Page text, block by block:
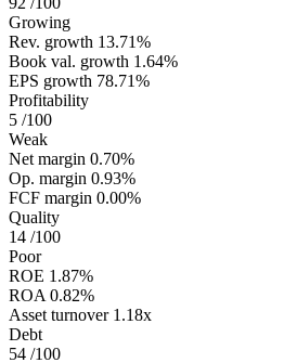
Growing
Rev. growth 13.71%
Book val. growth 1.64%
EPS growth 78.71%
Profitability
5 /100
Weak
Net margin 0.70%
Op. margin 0.93%
FCF margin 0.00%
Quality
14 /100
Poor
ROE 1.87%
ROA 0.82%
Asset turnover 1.18x
Debt
54 /100